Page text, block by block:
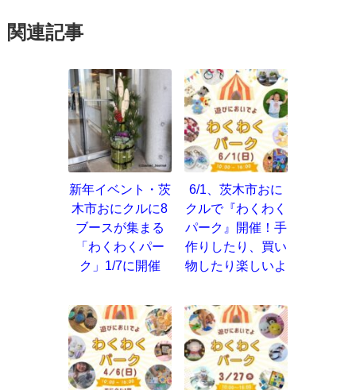
関連記事
新年イベント・茨
木市おにクルに8
ブースが集まる
「わくわくパー
ク」1/7に開催
6/1、茨木市おに
クルで『わくわく
パーク』開催！手
作りしたり、買い
物したり楽しいよ